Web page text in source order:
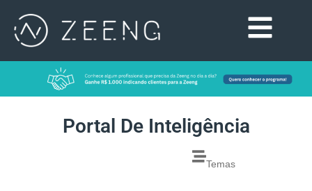
Portal De Inteligência
Temas